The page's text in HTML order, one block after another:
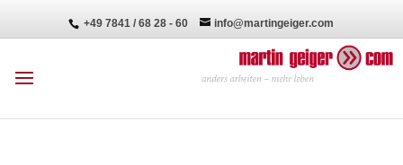
+49 7841 / 68 28 - 60 info@martingeiger.com